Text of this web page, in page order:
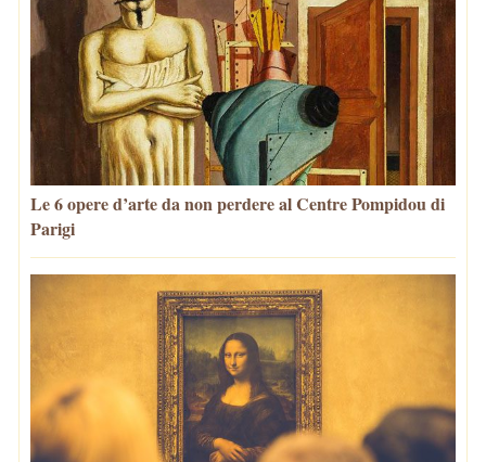
Le 6 opere d’arte da non perdere al Centre Pompidou di
Parigi